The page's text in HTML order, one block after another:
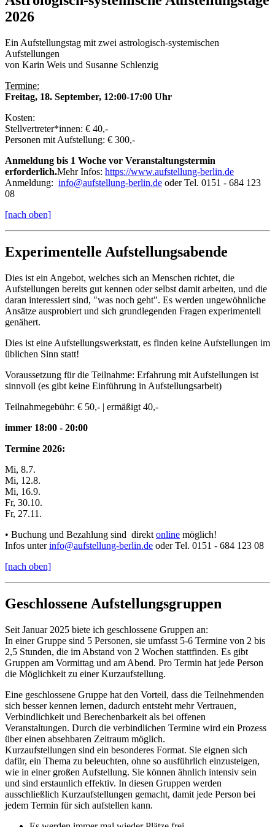
2026
Ein Aufstellungstag mit zwei astrologisch-systemischen
Aufstellungen
von Karin Weis und Susanne Schlenzig
Termine:
Freitag, 18. September, 12:00-17:00 Uhr
Kosten:
Stellvertreter*innen: € 40,-
Personen mit Aufstellung: € 300,-
Anmeldung bis 1 Woche vor Veranstaltungstermin
erforderlich.Mehr Infos: https://www.aufstellung-berlin.de
Anmeldung: info@aufstellung-berlin.de oder Tel. 0151 - 684 123
08
[nach oben]
Experimentelle Aufstellungsabende
Dies ist ein Angebot, welches sich an Menschen richtet, die
Aufstellungen bereits gut kennen oder selbst damit arbeiten, und die
daran interessiert sind, "was noch geht". Es werden ungewöhnliche
Ansätze ausprobiert und sich grundlegenden Fragen experimentell
genähert.
Dies ist eine Aufstellungswerkstatt, es finden keine Aufstellungen im
üblichen Sinn statt!
Voraussetzung für die Teilnahme: Erfahrung mit Aufstellungen ist
sinnvoll (es gibt keine Einführung in Aufstellungsarbeit)
Teilnahmegebühr: € 50,- | ermäßigt 40,-
immer 18:00 - 20:00
Termine 2026:
Mi, 8.7.
Mi, 12.8.
Mi, 16.9.
Fr, 30.10.
Fr, 27.11.
• Buchung und Bezahlung sind direkt online möglich!
Infos unterinfo@aufstellung-berlin.de oder Tel. 0151 - 684 123 08
[nach oben]
Geschlossene Aufstellungsgruppen
Seit Januar 2025 biete ich geschlossene Gruppen an:
In einer Gruppe sind 5 Personen, sie umfasst 5-6 Termine von 2 bis
2,5 Stunden, die im Abstand von 2 Wochen stattfinden. Es gibt
Gruppen am Vormittag und am Abend. Pro Termin hat jede Person
die Möglichkeit zu einer Kurzaufstellung.
Eine geschlossene Gruppe hat den Vorteil, dass die Teilnehmenden
sich besser kennen lernen, dadurch entsteht mehr Vertrauen,
Verbindlichkeit und Berechenbarkeit als bei offenen
Veranstaltungen. Durch die verbindlichen Termine wird ein Prozess
über einen absehbaren Zeitraum möglich.
Kurzaufstellungen sind ein besonderes Format. Sie eignen sich
dafür, ein Thema zu beleuchten, ohne so ausführlich einzusteigen,
wie in einer großen Aufstellung. Sie können ähnlich intensiv sein
und sind erstaunlich effektiv. In diesen Gruppen werden
ausschließlich Kurzaufstellungen gemacht, damit jede Person bei
jedem Termin für sich aufstellen kann.